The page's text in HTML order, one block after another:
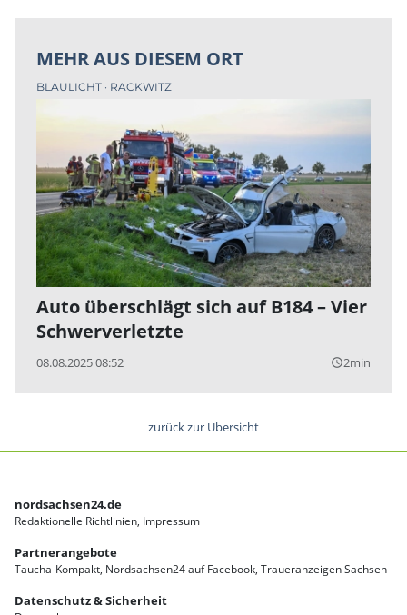
MEHR AUS DIESEM ORT
BLAULICHT RACKWITZ
Auto überschlägt sich auf B184 – Vier
Schwerverletzte
08.08.2025 08:52 query_builder2min
zurück zur Übersicht
nordsachsen24.de
Redaktionelle Richtlinien Impressum
Partnerangebote
Taucha-Kompakt Nordsachsen24 auf Facebook Traueranzeigen Sachsen
Datenschutz & Sicherheit